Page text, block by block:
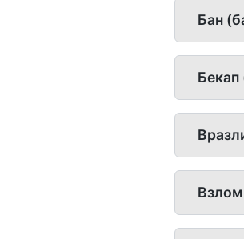
Бан
Бекап